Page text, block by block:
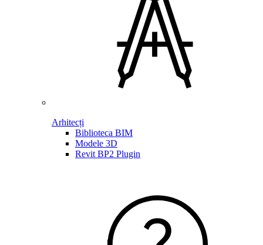
Arhitecți
Biblioteca BIM
Modele 3D
Revit BP2 Plugin